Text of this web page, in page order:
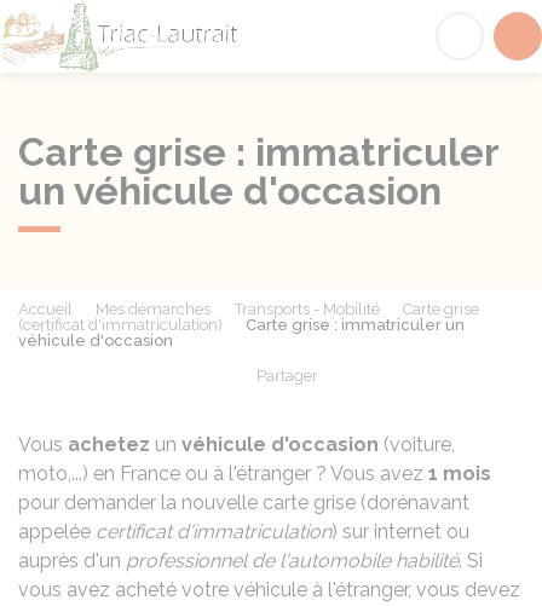
Carte grise : immatriculer
un véhicule d'occasion
Accueil Mes démarches Transports - Mobilité
Carte grise
(certificat d'immatriculation)
Carte grise : immatriculer un
véhicule d'occasion
Partager
Vous achetez un véhicule d'occasion (voiture,
moto,...) en France ou à l'étranger ? Vous avez 1 mois
pour demander la nouvelle carte grise (dorénavant
appelée certificat d'immatriculation) sur internet ou
auprès d'un professionnel de l'automobile habilité. Si
vous avez acheté votre véhicule à l'étranger, vous devez